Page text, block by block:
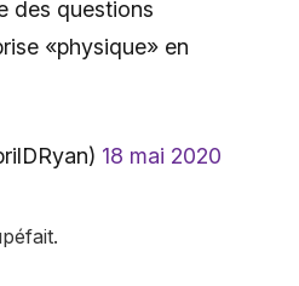
des questions
«physique» en
18 mai 2020